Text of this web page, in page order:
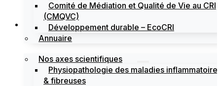
Comité de Médiation et Qualité de Vie au CRI
(CMQVC)
Développement durable – EcoCRI
Annuaire
Recherche
Nos axes scientifiques
Physiopathologie des maladies inflammatoires
& fibreuses